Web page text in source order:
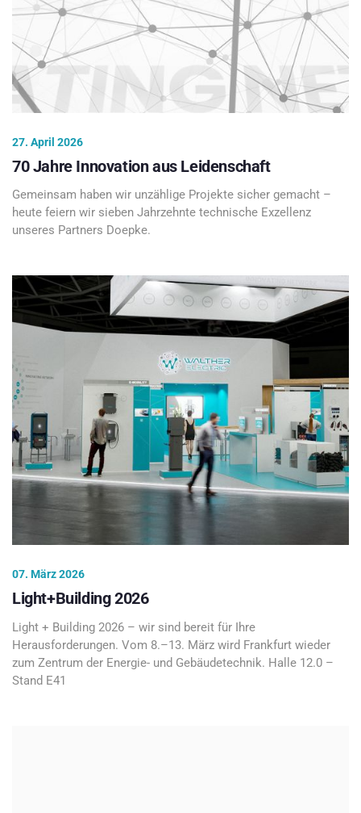
27. April 2026
70 Jahre Innovation aus Leidenschaft
Gemeinsam haben wir unzählige Projekte sicher gemacht –
heute feiern wir sieben Jahrzehnte technische Exzellenz
unseres Partners Doepke.
07. März 2026
Light+Building 2026
Light + Building 2026 – wir sind bereit für Ihre
Herausforderungen. Vom 8.–13. März wird Frankfurt wieder
zum Zentrum der Energie- und Gebäudetechnik. Halle 12.0 –
Stand E41